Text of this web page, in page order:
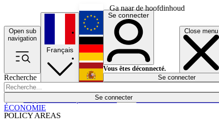
Ga naar de hoofdinhoud
Open sub
navigation
Close menu
Recherche
Se connecter
POLICY AREAS
Économie
Français
English
Deutsch
Español
Se connecter
Vous êtes déconnecté.
Se connecter
ÉCONOMIE